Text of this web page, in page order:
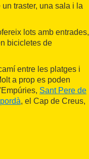
traster, una sala i la
lots amb entrades,
bicicletes de
entre les platges i
a prop es poden
Sant Pere de
, el Cap de Creus,